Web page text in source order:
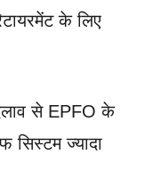
के लिए
से EPFO के
सिस्टम ज्यादा